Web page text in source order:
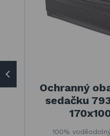
Ochranný
sedačku
100%